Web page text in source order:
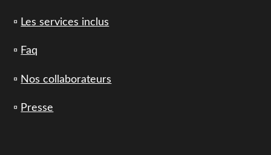
▫️ Les services inclus
▫️ Faq
▫️ Nos collaborateurs
▫️ Presse